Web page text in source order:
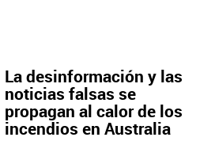
La desinformación y las
noticias falsas se
propagan al calor de los
incendios en Australia